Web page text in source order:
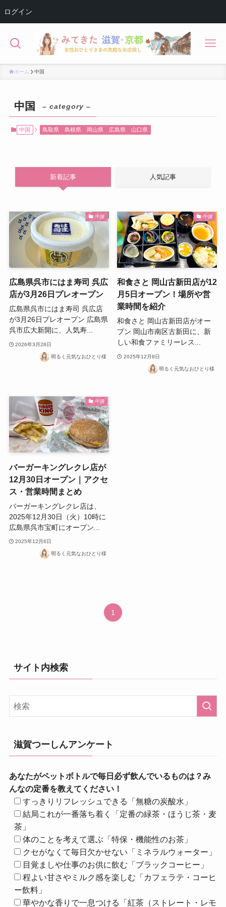
ログイン
ホーム 中国
中国 – category –
中国 鳥取県 島根県 岡山県 広島県 山口県
新着記事 人気記事
中国
広島県呉市にはま寿司 呉広
店が3月26日プレオープン
広島県呉市にはま寿司 呉広店
が3月26日プレオープン 広島県
呉市広大新開に、人気寿...
2026年3月28日
明るく元気なおひとり様
中国
和食さと 岡山古新田店が12
月5日オープン！場所や営
業時間を紹介
和食さと 岡山古新田店がオー
プン 岡山市南区古新田に、新
しい和食ファミリーレス...
2025年12月8日
明るく元気なおひとり様
中国
バーガーキングレクレ店が
12月30日オープン｜アクセ
ス・営業時間まとめ
バーガーキングレクレ店は、
2025年12月30日（火）10時に
広島県呉市宝町にオープン...
2025年12月6日
明るく元気なおひとり様
1
サイト内検索
滋賀つーしんアンケート
あなたがペットボトルで毎日必ず飲んでいるものは？み
んなの定番を教えてください！
すっきりリフレッシュできる「無糖の炭酸水」
結局これが一番落ち着く「定番の緑茶・ほうじ茶・麦
茶」
体のことを考えて選ぶ「特保・機能性のお茶」
クセがなくて毎日欠かせない「ミネラルウォーター」
目覚ましや仕事のお供に飲む「ブラックコーヒー」
程よい甘さやミルク感を楽しむ「カフェラテ・コーヒ
ー飲料」
華やかな香りで一息つける「紅茶（ストレート・レモ